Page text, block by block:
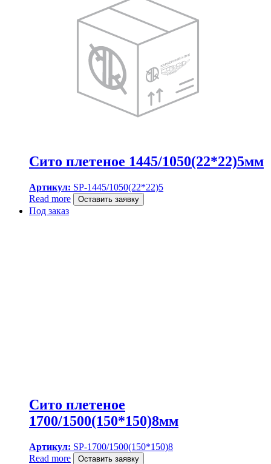
Сито плетеное 1445/1050(22*22)5мм
Артикул: SP-1445/1050(22*22)5
Read more
Оставить заявку
Под заказ
Сито плетеное
1700/1500(150*150)8мм
Артикул: SP-1700/1500(150*150)8
Read more
Оставить заявку